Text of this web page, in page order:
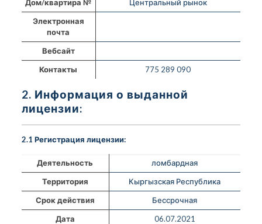
Дом/квартира №
Центральный рынок
Электронная
почта
Вебсайт
Контакты
775 289 090
2. Информация о выданной
лицензии:
2.1 Регистрация лицензии:
Деятельность
ломбардная
Территория
Кыргызская Республика
Срок действия
Бессрочная
Дата
06.07.2021